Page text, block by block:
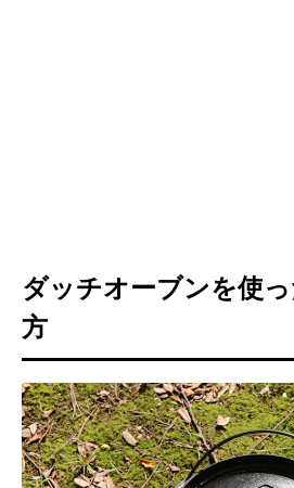
ダッチオーブンを使
方